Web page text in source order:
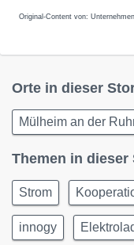
Original-Content von:
Orte in dieser
Mülheim an der
Themen in dieser
Strom
innogy